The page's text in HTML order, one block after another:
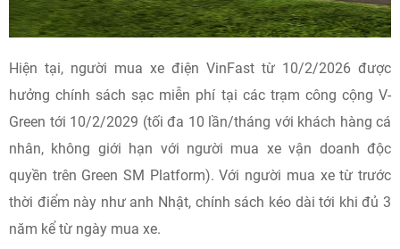
Hiện tại, người mua xe điện VinFast từ 10/2/2026 được
hưởng chính sách sạc miễn phí tại các trạm công cộng V-
Green tới 10/2/2029 (tối đa 10 lần/tháng với khách hàng cá
nhân, không giới hạn với người mua xe vận doanh độc
quyền trên Green SM Platform). Với người mua xe từ trước
thời điểm này như anh Nhật, chính sách kéo dài tới khi đủ 3
năm kể từ ngày mua xe.